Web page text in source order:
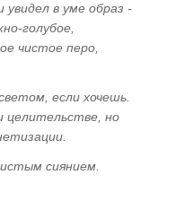
по
в уме образ -
голубое,
чистое перо,
если хочешь.
целительстве, но
сиянием.